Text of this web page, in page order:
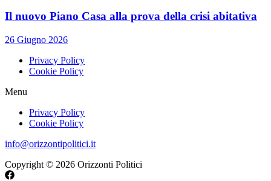
Il nuovo Piano Casa alla prova della crisi abitativa
26 Giugno 2026
Privacy Policy
Cookie Policy
Menu
Privacy Policy
Cookie Policy
info@orizzontipolitici.it
Copyright © 2026 Orizzonti Politici